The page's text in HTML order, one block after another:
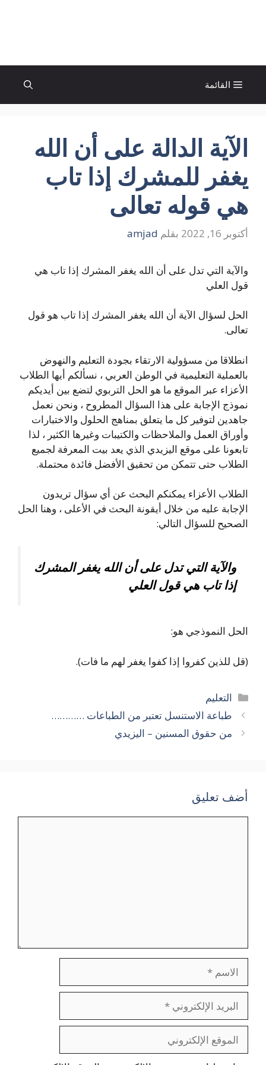
القائمة
الآية الدالة على أن الله
يغفر للمشرك إذا تاب
هي قوله تعالى
أكتوبر 16, 2022 بقلم amjad
والآية التي تدل على أن الله يغفر المشرك إذا تاب هي
قول العلي
الحل لسؤال الآية أن الله يغفر المشرك إذا تاب هو قول
تعالى.
انطلاقا من مسؤولية الارتقاء بجودة التعليم والنهوض
بالعملية التعليمية في الوطن العربي ، نسألكم أيها الطلاب
الأعزاء عبر الموقع ما هو الحل التربوي لتضع بين أيديكم
نموذج الإجابة على هذا السؤال المطروح ، ونحن نعمل
جاهدين لتوفير كل ما يتعلق بمناهج الحلول والاختبارات
وأوراق العمل والملاحظات والكتيبات وغيرها الكثير ، لذا
تابعونا على موقع اليزيدي الذي يعد بيت المعرفة لجميع
الطلاب حتى تتمكن من تحقيق الأفضل فائدة محتملة.
الطلاب الأعزاء يمكنكم البحث عن أي سؤال تريدون
الإجابة عليه من خلال أيقونة البحث في الأعلى ، وهنا الحل
الصحيح للسؤال التالي:
والآية التي تدل على أن الله يغفر المشرك
إذا تاب هي قول العلي
الحل النموذجي هو:
(قل للذين كفروا إذا كفوا يغفر لهم ما فات).
التصنيفات
التعليم
طباعة الاستنسل تعتبر من الطباعات …………
من حقوق المسنين – اليزيدي
أضف تعليق
الإلكتروني
الإلكتروني